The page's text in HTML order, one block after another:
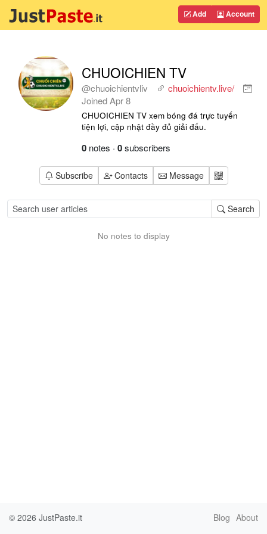
Add Account
CHUOICHIEN TV
@chuoichientvliv
chuoichientv.live/
JoinedApr 8
CHUOICHIEN TV xem bóng đá trực tuyến
tiện lợi, cập nhật đầy đủ giải đấu.
0 notes · 0subscribers
Subscribe Contacts Message
Search
No notes to display
© 2026 JustPaste.it Blog About